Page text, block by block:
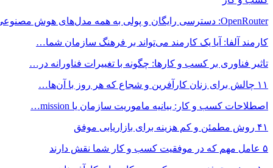
OpenRouter: دسترسی رایگان و پولی به همه مدل‌های هوش مصنوعی…
کارمند آلفا: آیا یک کارمند می‌تواند بر فرهنگ سازمان شما…
تاثیر فناوری بر کسب و کارها: چگونه با تغییرات فناورانه در…
۱۱ چالش برای زنان کارآفرین و شجاع که هر روز با آن‌ها…
اصطلاحات کسب و کار: بیانیه ماموریت سازمان یا mission…
۴۱ روش مطمئن و کم‌ هزینه برای بازاریابی موفق
۵ عامل مهم که در موفقیت کسب و کار شما نقش دارند